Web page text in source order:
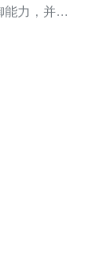
力，并给